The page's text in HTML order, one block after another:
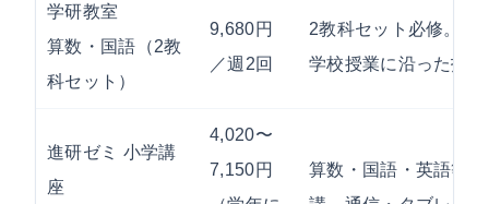
学研教室
算数・国語（2教
科セット）
9,680円
／週2回
2教科セット必修。入
学校授業に沿った指導
進研ゼミ 小学講
座
4,020〜
7,150円
算数・国語・英語等